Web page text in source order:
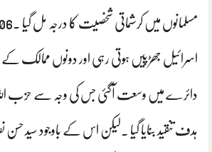
اسرائیل جھڑپیں ہوتی رہی اور دونوں ممالک
دائرے میں وسعت آگئی جس کی وجہ سے حزب اللہ
ہدف تنقید بنایا گیا ۔لیکن اس کے باوجود سید حسن